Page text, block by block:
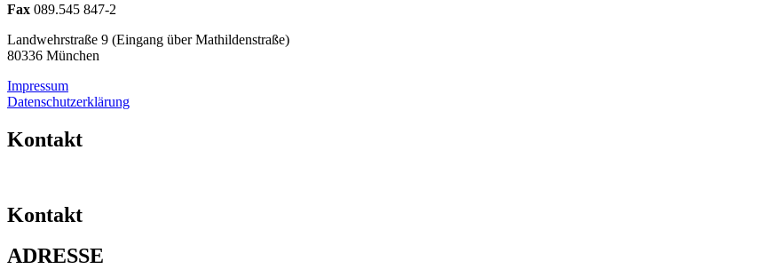
Fax 089.545 847-2
Landwehrstraße 9 (Eingang über Mathildenstraße)
80336 München
Impressum
Datenschutzerklärung
Kontakt
Kontakt
ADRESSE